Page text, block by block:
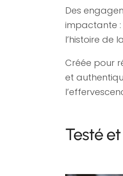
Des
impactante :
l’histoire de
Créée pour
et
Testé